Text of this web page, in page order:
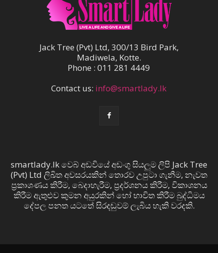
Jack Tree (Pvt) Ltd, 300/13 Bird Park,
Madiwela, Kotte.
Phone : 011 281 4449
Contact us: info@smartlady.lk
smartlady.lk වෙබ් අඩවියේ අඩංගු සියලුම ලිපි Jack Tree
(Pvt) Ltd ලිඛිත අවසරයකින් තොරව උපුටා ගැනීම, නැවත
ප්‍රකාශණය කිරීම, බෙදාහැරීම, ප්‍රදර්ශනය කිරීම, විකාශනය
කිරීම ඇතුළුව කුමන අයුරකින් හෝ භාවිත කිරීම බුද්ධිමය
දේපල පනත යටතේ සිරදඬුවම් ලැබිය හැකි වරදකි.